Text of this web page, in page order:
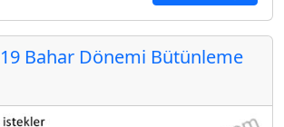
Bahar Dönemi Bütünleme